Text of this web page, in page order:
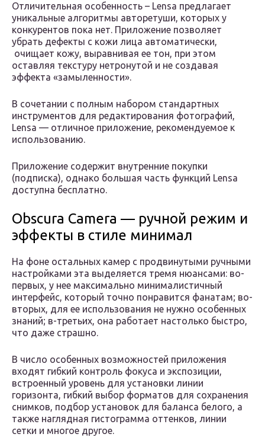
Отличительная особенность – Lensa предлагает
уникальные алгоритмы авторетуши, которых у
конкурентов пока нет. Приложение позволяет
убрать дефекты с кожи лица автоматически,
очищает кожу, выравнивая ее тон, при этом
оставляя текстуру нетронутой и не создавая
эффекта «замыленности».
В сочетании с полным набором стандартных
инструментов для редактирования фотографий,
Lensa — отличное приложение, рекомендуемое к
использованию.
Приложение содержит внутренние покупки
(подписка), однако большая часть функций Lensa
доступна бесплатно.
Obscura Camera — ручной режим и
эффекты в стиле минимал
На фоне остальных камер с продвинутыми ручными
настройками эта выделяется тремя нюансами: во-
первых, у нее максимально минималистичный
интерфейс, который точно понравится фанатам; во-
вторых, для ее использования не нужно особенных
знаний; в-третьих, она работает настолько быстро,
что даже страшно.
В число особенных возможностей приложения
входят гибкий контроль фокуса и экспозиции,
встроенный уровень для установки линии
горизонта, гибкий выбор форматов для сохранения
снимков, подбор установок для баланса белого, а
также наглядная гистограмма оттенков, линии
сетки и многое другое.